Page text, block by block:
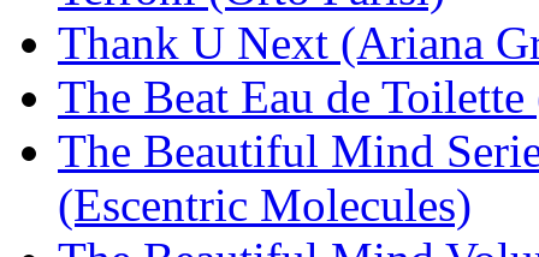
Thank U Next (Ariana
The Beat Eau de
The Beautiful Mind
(Escentric Molecules)